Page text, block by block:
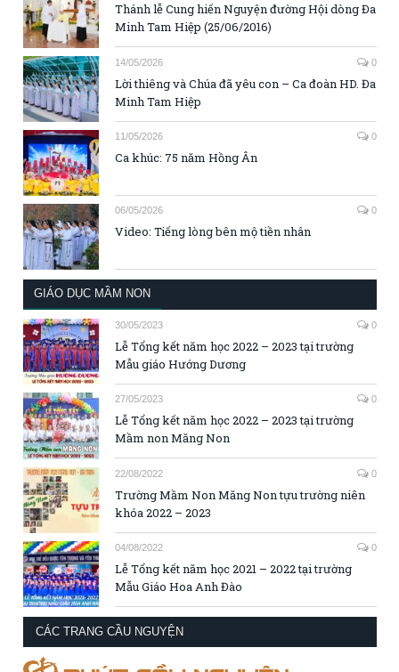
Thánh lễ Cung hiến Nguyện đường Hội dòng Đa
Minh Tam Hiệp (25/06/2016)
14/05/2026 0
Lời thiêng và Chúa đã yêu con – Ca đoàn HD. Đa
Minh Tam Hiệp
11/05/2026 0
Ca khúc: 75 năm Hồng Ân
06/05/2026 0
Video: Tiếng lòng bên mộ tiền nhân
GIÁO DỤC MẦM NON
30/05/2023 0
Lễ Tổng kết năm học 2022 – 2023 tại trường
Mẫu giáo Hướng Dương
27/05/2023 0
Lễ Tổng kết năm học 2022 – 2023 tại trường
Mầm non Măng Non
22/08/2022 0
Trường Mầm Non Măng Non tựu trường niên
khóa 2022 – 2023
04/08/2022 0
Lễ Tổng kết năm học 2021 – 2022 tại trường
Mẫu Giáo Hoa Anh Đào
CÁC TRANG CẦU NGUYỆN